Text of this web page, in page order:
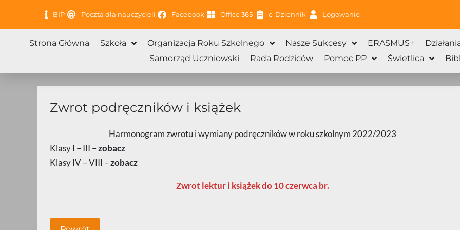
BIP Poczta dla nauczycieli Facebook Office 365 e-Dziennik Logowanie
Strona Główna Szkoła Organizacja Roku Szkolnego Nasze Sukcesy ERASMUS+
Samorząd Uczniowski
Rada Rodziców Pomoc PP Świetlica
Zwrot podręczników i książek
Harmonogram zwrotu i wymiany podręczników w roku szkolnym 2022/2023
Klasy I – III –zobacz
Klasy IV – VIII –zobacz
Zwrot lektur i książek do 10 czerwca br.